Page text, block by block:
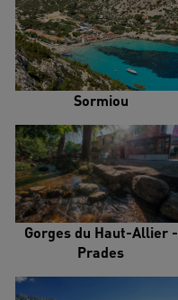
Sormiou
Gorges du Haut-Allier -
Prades